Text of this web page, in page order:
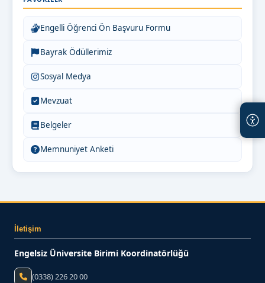
Engelli Öğrenci Ön Başvuru Formu
Bayrak Ödüllerimiz
Sosyal Medya
Mevzuat
Belgeler
Memnuniyet Anketi
İletişim
Engelsiz Üniversite Birimi Koordinatörlüğü
(0338) 226 20 00